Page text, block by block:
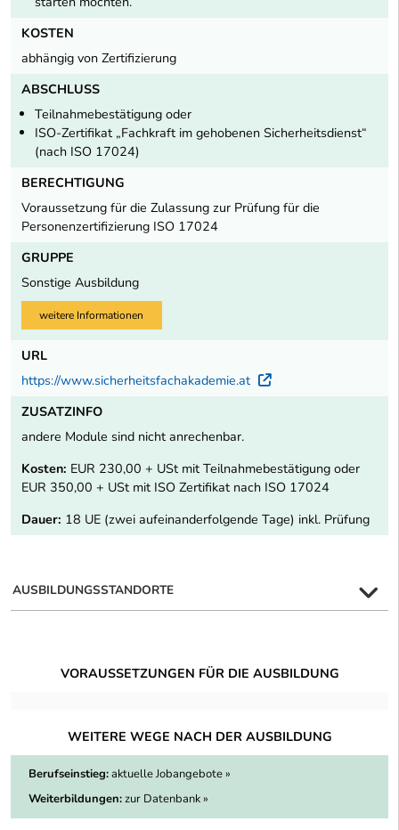
KOSTEN
abhängig von Zertifizierung
ABSCHLUSS
Teilnahmebestätigung oder
ISO-Zertifikat „Fachkraft im gehobenen Sicherheitsdienst“
(nach ISO 17024)
BERECHTIGUNG
Voraussetzung für die Zulassung zur Prüfung für die
Personenzertifizierung ISO 17024
GRUPPE
Sonstige Ausbildung
weitere Informationen
URL
https://www.sicherheitsfachakademie.at
Externer Link
ZUSATZINFO
andere Module sind nicht anrechenbar.
Kosten: EUR 230,00 + USt mit Teilnahmebestätigung oder
EUR 350,00 + USt mit ISO Zertifikat nach ISO 17024
Dauer: 18 UE (zwei aufeinanderfolgende Tage) inkl. Prüfung
AUSBILDUNGSSTANDORTE
VORAUSSETZUNGEN FÜR DIE AUSBILDUNG
WEITERE WEGE NACH DER AUSBILDUNG
Berufseinstieg:aktuelle Jobangebote »
Weiterbildungen:zur Datenbank »